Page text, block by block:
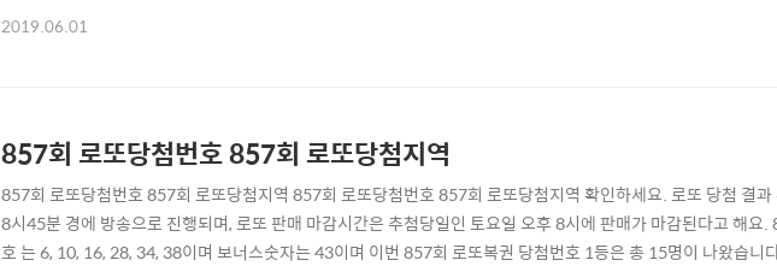
시까지만 구매가능하니 참고하셔서 로또복권 구매하시길 바랄게요. 861회 로또당첨번호 1등 당첨금은 약 45억
2019.06.01
857회 로또당첨번호 857회 로또당첨지역
857회 로또당첨번호 857회 로또당첨지역 857회 로또당첨번호 857회 로또당첨지역 확인하세요. 로또 당첨 결과
8시45분 경에 방송으로 진행되며, 로또 판매 마감시간은 추첨당일인 토요일 오후 8시에 판매가 마감된다고 해요.
호 는 6, 10, 16, 28, 34, 38이며 보너스숫자는 43이며 이번 857회 로또복권 당첨번호 1등은 총 15명이 나왔습니